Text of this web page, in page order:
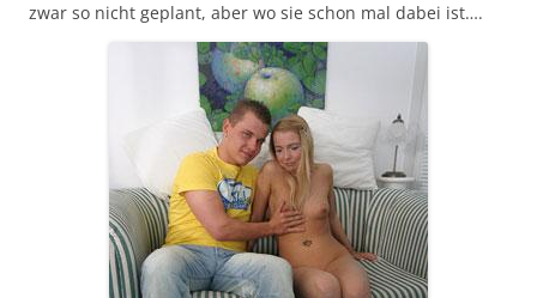
zwar so nicht geplant, aber wo sie schon mal dabei ist….